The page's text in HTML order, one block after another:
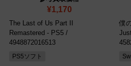
¥1,170
The Last of Us Part II
Remastered - PS5 /
4948872016513
PS5ソフト
僕